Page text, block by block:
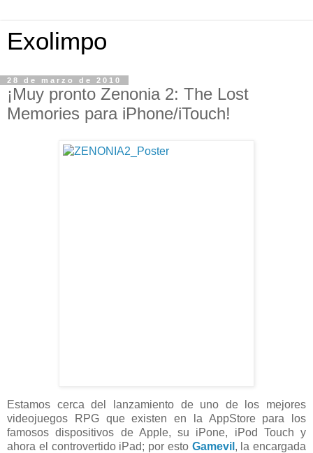
Exolimpo
28 de marzo de 2010
¡Muy pronto Zenonia 2: The Lost
Memories para iPhone/iTouch!
Estamos cerca del lanzamiento de uno de los mejores
videojuegos RPG que existen en la AppStore para los
famosos dispositivos de Apple, su iPone, iPod Touch y
ahora el controvertido iPad; por esto Gamevil , la encargada